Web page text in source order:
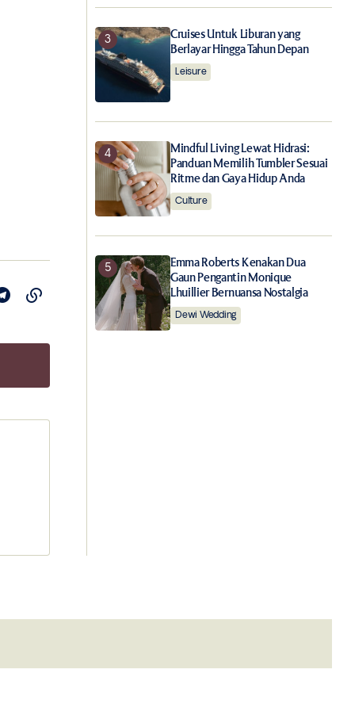
Cruises Untuk Liburan yang
Berlayar Hingga Tahun Depan
Leisure
Mindful Living Lewat Hidrasi:
Panduan Memilih Tumbler Sesuai
Ritme dan Gaya Hidup Anda
Culture
Emma Roberts Kenakan Dua
Gaun Pengantin Monique
Lhuillier Bernuansa Nostalgia
Dewi Wedding